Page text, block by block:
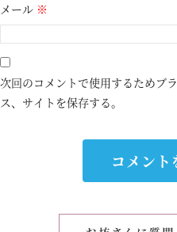
メール ※
次回のコメントで使用するためブ
ス、サイトを保存する。